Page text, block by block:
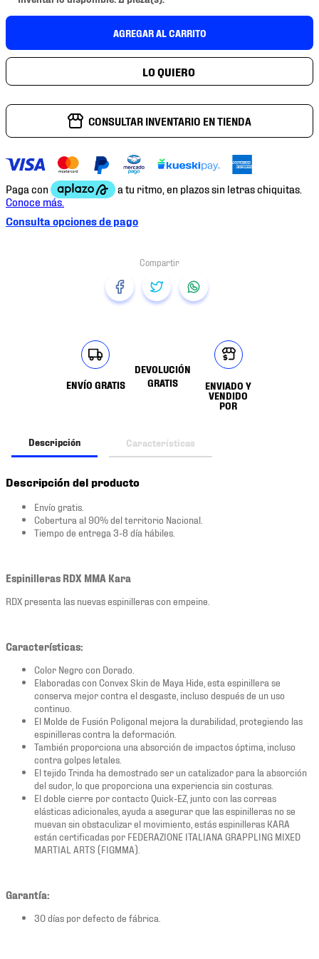
AGREGAR AL CARRITO
CONSULTAR INVENTARIO EN TIENDA
Consulta opciones de pago
ENVÍO GRATIS
DEVOLUCIÓN
GRATIS
ENVIADO Y
VENDIDO
POR
Descripción Características
Descripción del producto
Envío gratis.
Cobertura al 90% del territorio Nacional.
Tiempo de entrega 3-8 día hábiles.
Espinilleras RDX MMA Kara
RDX presenta las nuevas espinilleras con empeine.
Características:
Color Negro con Dorado.
Elaboradas con Convex Skin de Maya Hide, esta espinillera se
conserva mejor contra el desgaste, incluso después de un uso
continuo.
El Molde de Fusión Poligonal mejora la durabilidad, protegiendo las
espinilleras contra la deformación.
También proporciona una absorción de impactos óptima, incluso
contra golpes letales.
El tejido Trinda ha demostrado ser un catalizador para la absorción
del sudor, lo que proporciona una experiencia sin costuras.
El doble cierre por contacto Quick-EZ, junto con las correas
elásticas adicionales, ayuda a asegurar que las espinilleras no se
muevan sin obstaculizar el movimiento, estás espinilleras KARA
están certificadas por FEDERAZIONE ITALIANA GRAPPLING MIXED
MARTIAL ARTS (FIGMMA).
Garantía:
30 días por defecto de fábrica.
7.
mochilas
9.
tenis niño
10. tenis nike